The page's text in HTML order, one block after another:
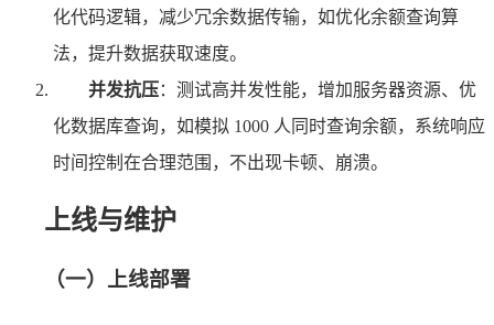
化代码逻辑，减少冗余数据传输，如优化余额查询算
法，提升数据获取速度。
并发抗压：测试高并发性能，增加服务器资源、优
化数据库查询，如模拟 1000 人同时查询余额，系统响应
时间控制在合理范围，不出现卡顿、崩溃。
上线与维护
（一）上线部署